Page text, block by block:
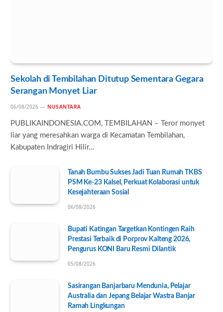
Sekolah di Tembilahan Ditutup Sementara Gegara
Serangan Monyet Liar
06/08/2026 NUSANTARA
PUBLIKAINDONESIA.COM, TEMBILAHAN – Teror monyet
liar yang meresahkan warga di Kecamatan Tembilahan,
Kabupaten Indragiri Hilir…
Tanah Bumbu Sukses Jadi Tuan Rumah TKBS
PSM Ke-23 Kalsel, Perkuat Kolaborasi untuk
Kesejahteraan Sosial
06/08/2026
Bupati Katingan Targetkan Kontingen Raih
Prestasi Terbaik di Porprov Kalteng 2026,
Pengurus KONI Baru Resmi Dilantik
05/08/2026
Sasirangan Banjarbaru Mendunia, Pelajar
Australia dan Jepang Belajar Wastra Banjar
Ramah Lingkungan